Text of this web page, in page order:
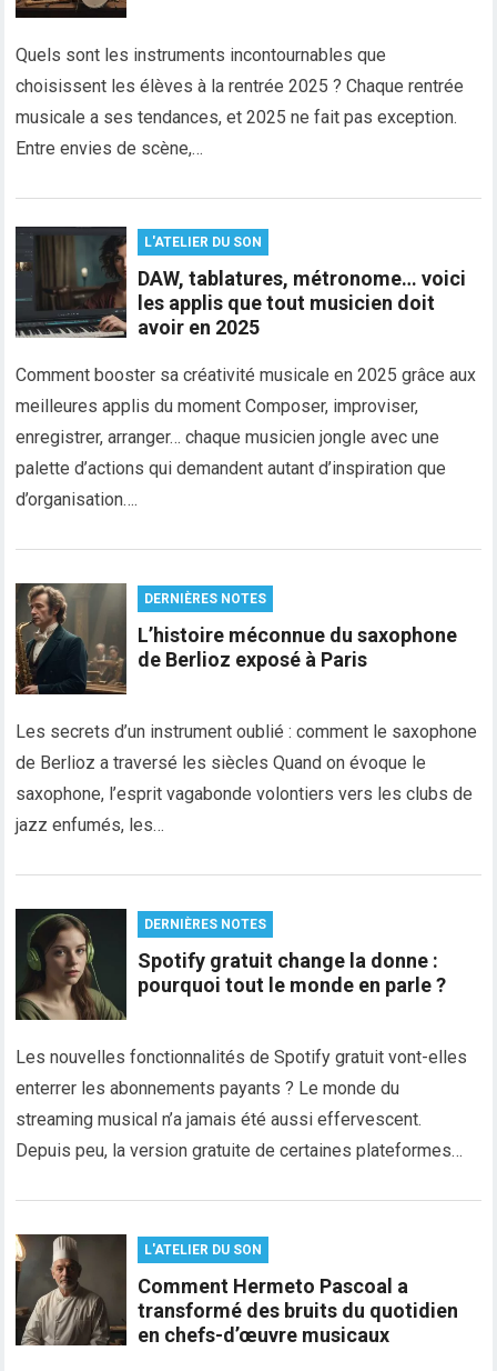
Quels sont les instruments incontournables que
choisissent les élèves à la rentrée 2025 ? Chaque rentrée
musicale a ses tendances, et 2025 ne fait pas exception.
Entre envies de scène,…
L'ATELIER DU SON
DAW, tablatures, métronome… voici
les applis que tout musicien doit
avoir en 2025
Comment booster sa créativité musicale en 2025 grâce aux
meilleures applis du moment Composer, improviser,
enregistrer, arranger… chaque musicien jongle avec une
palette d’actions qui demandent autant d’inspiration que
d’organisation….
DERNIÈRES NOTES
L’histoire méconnue du saxophone
de Berlioz exposé à Paris
Les secrets d’un instrument oublié : comment le saxophone
de Berlioz a traversé les siècles Quand on évoque le
saxophone, l’esprit vagabonde volontiers vers les clubs de
jazz enfumés, les…
DERNIÈRES NOTES
Spotify gratuit change la donne :
pourquoi tout le monde en parle ?
Les nouvelles fonctionnalités de Spotify gratuit vont-elles
enterrer les abonnements payants ? Le monde du
streaming musical n’a jamais été aussi effervescent.
Depuis peu, la version gratuite de certaines plateformes…
L'ATELIER DU SON
Comment Hermeto Pascoal a
transformé des bruits du quotidien
en chefs-d’œuvre musicaux